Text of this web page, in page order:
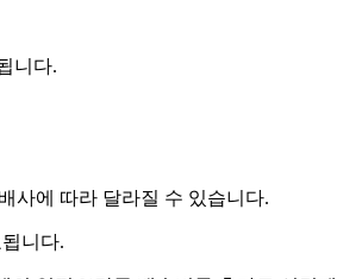
니다.
사에 따라 달라질 수 있습니다.
니다.